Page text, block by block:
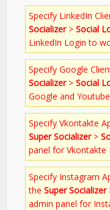
Specify LinkedIn
Socializer>Social
LinkedIn Login to
Specify Google
Socializer>Social
Google and
Specify Vkontakte
Super Socializer>
panel for
Specify Instagram
theSuper Socializer
admin panel for